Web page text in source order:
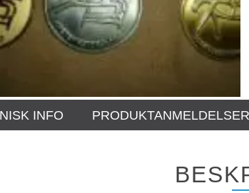
INFO PRODUKTANMELDELSER